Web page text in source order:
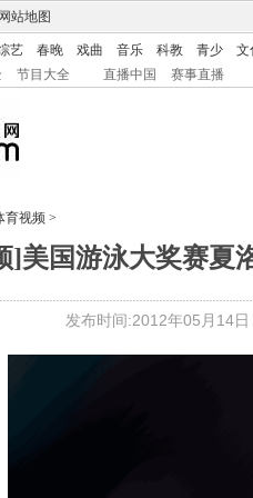
网站地图
艺 春晚 戏曲 音乐 科教 青少 文
节目大全 直播中国 赛事直播
育视频 >
]美国游泳大奖赛夏
发布时间:2012年05月14